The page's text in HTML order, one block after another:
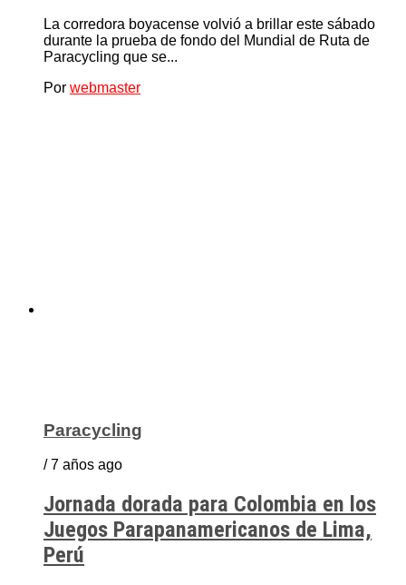
La corredora boyacense volvió a brillar este sábado
durante la prueba de fondo del Mundial de Ruta de
Paracycling que se...
Por webmaster
Paracycling
/ 7 años ago
Jornada dorada para Colombia en los
Juegos Parapanamericanos de Lima,
Perú